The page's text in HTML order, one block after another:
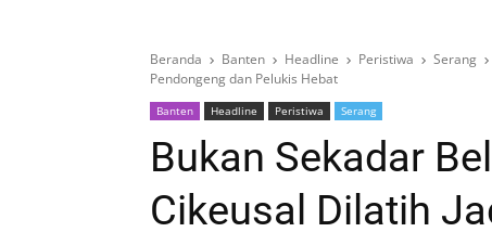
Beranda Banten Headline Peristiwa Serang
Pendongeng dan Pelukis Hebat
Banten Headline Peristiwa Serang
Bukan Sekadar
Cikeusal Dilatih